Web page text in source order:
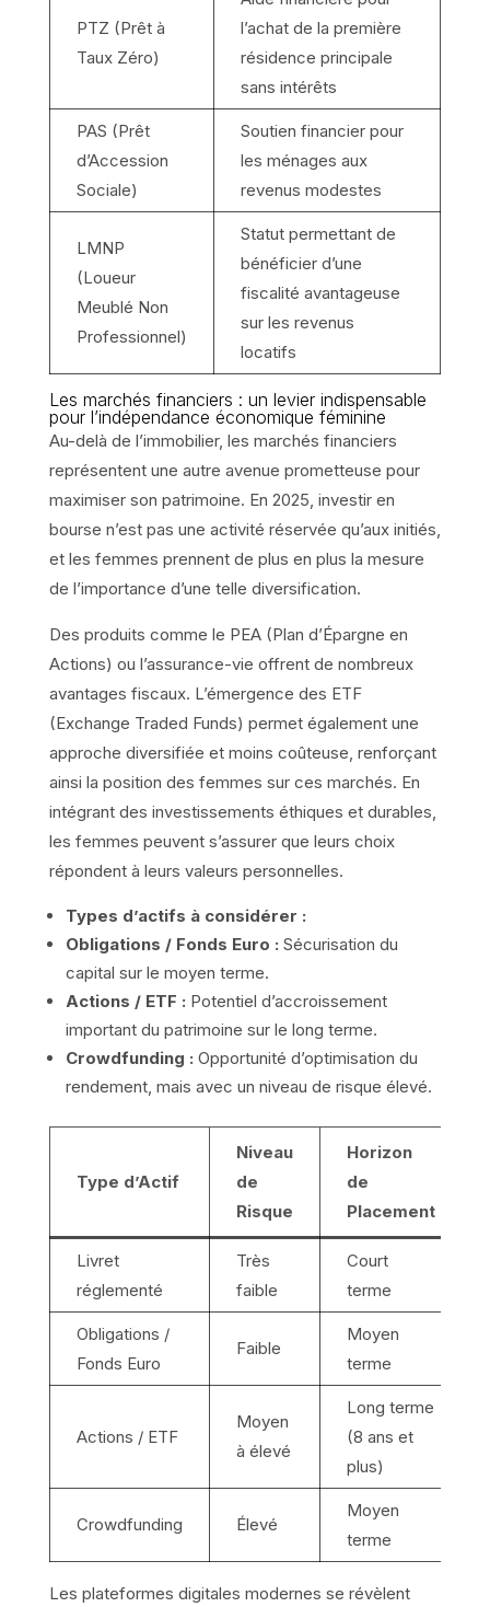
PTZ (Prêt à
Taux Zéro)
l’achat de la première
résidence principale
sans intérêts
PAS (Prêt
d’Accession
Sociale)
Soutien financier pour
les ménages aux
revenus modestes
LMNP
(Loueur
Meublé Non
Professionnel)
Statut permettant de
bénéficier d’une
fiscalité avantageuse
sur les revenus
locatifs
Les marchés financiers : un levier indispensable
pour l’indépendance économique féminine
Au-delà de l’immobilier, les marchés financiers
représentent une autre avenue prometteuse pour
maximiser son patrimoine. En 2025, investir en
bourse n’est pas une activité réservée qu’aux initiés,
et les femmes prennent de plus en plus la mesure
de l’importance d’une telle diversification.
Des produits comme le PEA (Plan d’Épargne en
Actions) ou l’assurance-vie offrent de nombreux
avantages fiscaux. L’émergence des ETF
(Exchange Traded Funds) permet également une
approche diversifiée et moins coûteuse, renforçant
ainsi la position des femmes sur ces marchés. En
intégrant des investissements éthiques et durables,
les femmes peuvent s’assurer que leurs choix
répondent à leurs valeurs personnelles.
Types d’actifs à considérer :
Obligations / Fonds Euro : Sécurisation du
capital sur le moyen terme.
Actions / ETF : Potentiel d’accroissement
important du patrimoine sur le long terme.
Crowdfunding : Opportunité d’optimisation du
rendement, mais avec un niveau de risque élevé.
Type d’Actif
Niveau
de
Risque
Horizon
de
Placement
Livret
réglementé
Très
faible
Court
terme
Obligations /
Fonds Euro
Faible
Moyen
terme
Actions / ETF
Moyen
à élevé
Long terme
(8 ans et
plus)
Crowdfunding Élevé
Moyen
terme
Les plateformes digitales modernes se révèlent